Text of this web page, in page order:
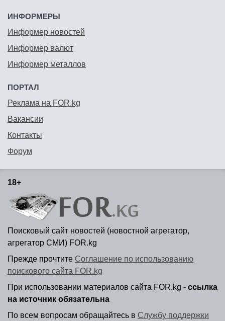
ИНФОРМЕРЫ
Информер новостей
Информер валют
Информер металлов
ПОРТАЛ
Реклама на FOR.kg
Вакансии
Контакты
Форум
18+
Поисковый сайт новостей (новостной агрегатор,
агрегатор СМИ) FOR.kg
Прежде прочтите Соглашение по использованию
поискового сайта FOR.kg
При использовании материалов сайта FOR.kg - ссылка
на источник обязательна
По всем вопросам обращайтесь в Службу поддержки